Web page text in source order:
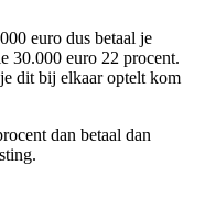
euro dus betaal je
30.000 euro 22 procent.
dit bij elkaar optelt kom
dan betaal dan